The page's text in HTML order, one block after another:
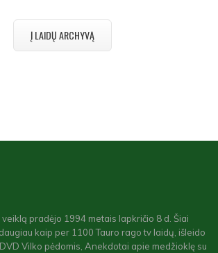
Į LAIDŲ ARCHYVĄ
pradėjo 1994 metais lapkričio 8 d. Šiai
kaip per 1100 Tauro rago tv laidų, išleido
Vilko pėdomis, Anekdotai apie medžioklę su